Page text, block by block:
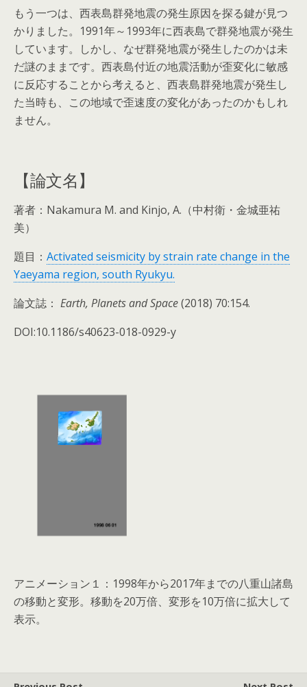
もう一つは、西表島群発地震の発生原因を探る鍵が見つ
かりました。1991年～1993年に西表島で群発地震が発生
しています。しかし、なぜ群発地震が発生したのかは未
だ謎のままです。西表島付近の地震活動が歪変化に敏感
に反応することから考えると、西表島群発地震が発生し
た当時も、この地域で歪速度の変化があったのかもしれ
ません。
【論文名】
著者：Nakamura M. and Kinjo, A.（中村衛・金城亜祐
美）
題目： Activated seismicity by strain rate change in the
Yaeyama region, south Ryukyu.
論文誌： Earth, Planets and Space(2018) 70:154.
DOI:10.1186/s40623-018-0929-y
アニメーション１：1998年から2017年までの八重山諸島
の移動と変形。移動を20万倍、変形を10万倍に拡大して
表示。